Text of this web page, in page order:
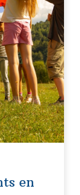
en